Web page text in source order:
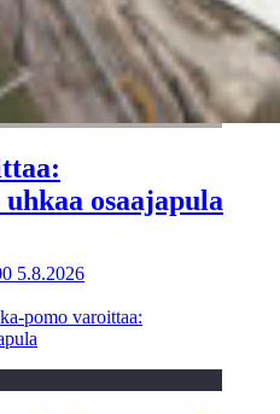
osaajapula
5.8.2026
pomo varoittaa: